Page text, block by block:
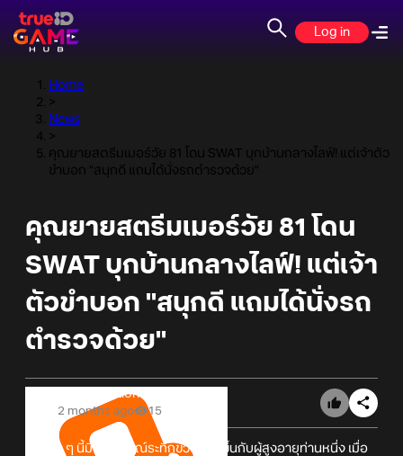
Log in
Home
>
News
>
คุณยายสตรีมเมอร์วัย 81 โดน SWAT บุกบ้านกลางไลฟ์! แต่เจ้าตัว
ขำบอก "สนุกดี แถมได้นั่งรถตำรวจด้วย"
คุณยายสตรีมเมอร์วัย 81 โดน
SWAT บุกบ้านกลางไลฟ์! แต่เจ้า
ตัวขำบอก "สนุกดี แถมได้นั่งรถ
ตำรวจด้วย"
Online Station
2 months ago
15
เมื่อเร็ว ๆ นี้มีเหตุการณ์ระทึกขวัญเกิดขึ้นกับผู้สูงอายุท่านหนึ่ง เมื่อ